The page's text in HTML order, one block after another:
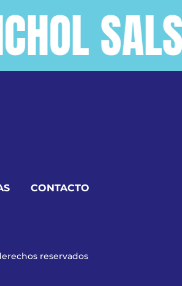
CONTACTO
reservados